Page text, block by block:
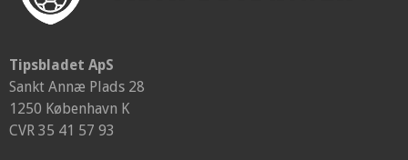
Tipsbladet ApS
Sankt Annæ Plads 28
1250 København K
CVR 35 41 57 93